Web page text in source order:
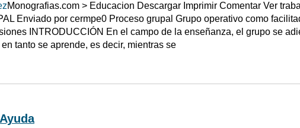
Monografias.com > Educacion Descargar Imprimir Comentar Ver
Enviado por cermpe0 Proceso grupal Grupo operativo como
INTRODUCCIÓN En el campo de la enseñanza, el grupo se
tanto se aprende, es decir, mientras se